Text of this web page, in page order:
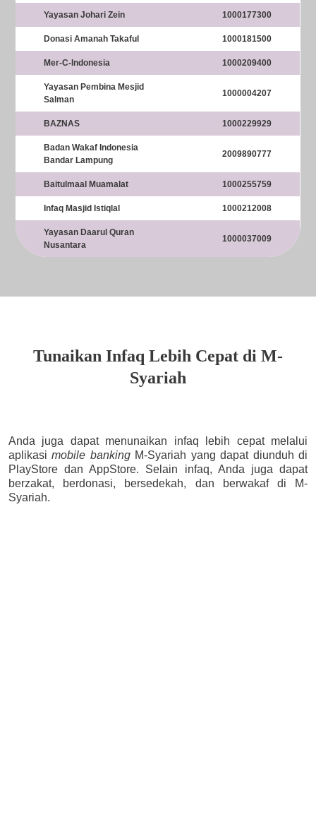
Yayasan Johari Zein 1000177300
Donasi Amanah Takaful 1000181500
Mer-C-Indonesia 1000209400
Yayasan Pembina Mesjid
Salman
1000004207
BAZNAS 1000229929
Badan Wakaf Indonesia
Bandar Lampung
2009890777
Baitulmaal Muamalat 1000255759
Infaq Masjid Istiqlal 1000212008
Yayasan Daarul Quran
Nusantara
1000037009
Tunaikan Infaq Lebih Cepat di M-
Syariah
Anda juga dapat menunaikan infaq lebih cepat melalui
aplikasimobile bankingM-Syariah yang dapat diunduh di
PlayStore dan AppStore. Selain infaq, Anda juga dapat
berzakat, berdonasi, bersedekah, dan berwakaf di M-
Syariah.